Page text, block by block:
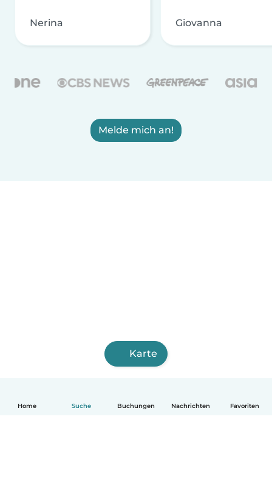
Home Suche Buchungen Nachrichten Favoriten
Nerina Giovanna
Melde mich an!
Karte